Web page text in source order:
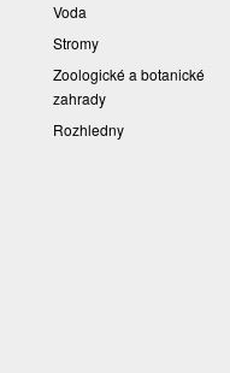
Voda
Stromy
Zoologické a botanické
zahrady
Rozhledny